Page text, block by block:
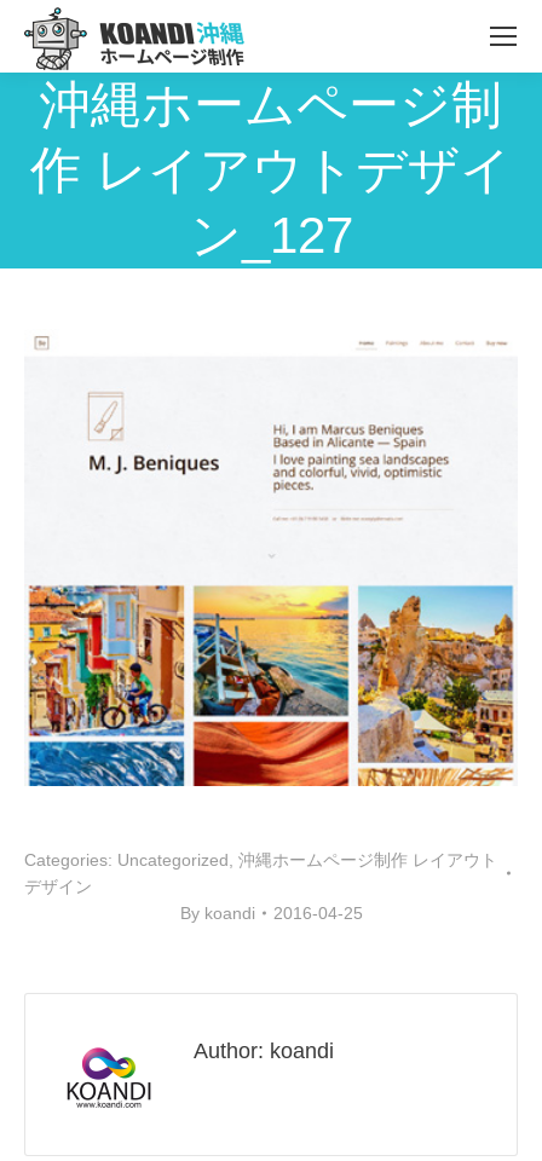
沖縄ホームページ制
作 レイアウトデザイ
ン_127
Categories: Uncategorized 沖縄ホームページ制作 レイアウト
デザイン
By koandi 2016-04-25
Author: koandi